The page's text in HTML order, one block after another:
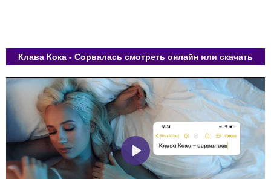
Клава Кока - Сорвалась смотреть онлайн или скачать
Play